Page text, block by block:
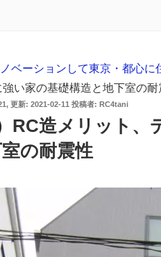
ベーションして東京・都心に
強い家の基礎構造と地下室の耐
2021-02-11 投稿者: RC4tani
）RC造メリット
の耐震性